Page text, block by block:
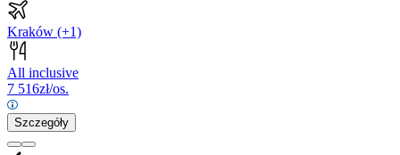
Kraków (+1)
All inclusive
7 516zł/os.
Szczegóły